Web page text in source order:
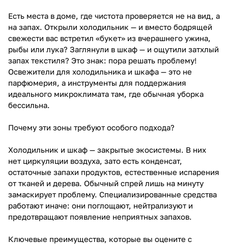
Есть места в доме, где чистота проверяется не на вид, а
на запах. Открыли холодильник — и вместо бодрящей
свежести вас встретил «букет» из вчерашнего ужина,
рыбы или лука? Заглянули в шкаф — и ощутили затхлый
запах текстиля? Это знак: пора решать проблему!
Освежители для холодильника и шкафа — это не
парфюмерия, а инструменты для поддержания
идеального микроклимата там, где обычная уборка
бессильна.
Почему эти зоны требуют особого подхода?
Холодильник и шкаф — закрытые экосистемы. В них
нет циркуляции воздуха, зато есть конденсат,
остаточные запахи продуктов, естественные испарения
от тканей и дерева. Обычный спрей лишь на минуту
замаскирует проблему. Специализированные средства
работают иначе: они поглощают, нейтрализуют и
предотвращают появление неприятных запахов.
Ключевые преимущества, которые вы оцените с